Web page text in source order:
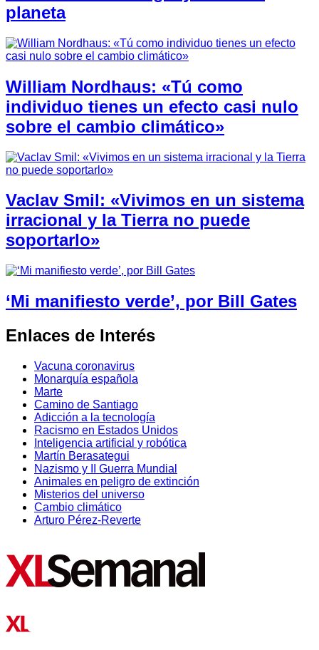
planeta
William Nordhaus: «Tú como
individuo tienes un efecto casi nulo
sobre el cambio climático»
Vaclav Smil: «Vivimos en un sistema
irracional y la Tierra no puede
soportarlo»
‘Mi manifiesto verde’, por Bill Gates
Enlaces de Interés
Vacuna coronavirus
Monarquía española
Marte
Camino de Santiago
Adicción a la tecnología
Racismo en Estados Unidos
Inteligencia artificial y robótica
Martín Berasategui
Nazismo y II Guerra Mundial
Animales en peligro de extinción
Misterios del universo
Cambio climático
Arturo Pérez-Reverte